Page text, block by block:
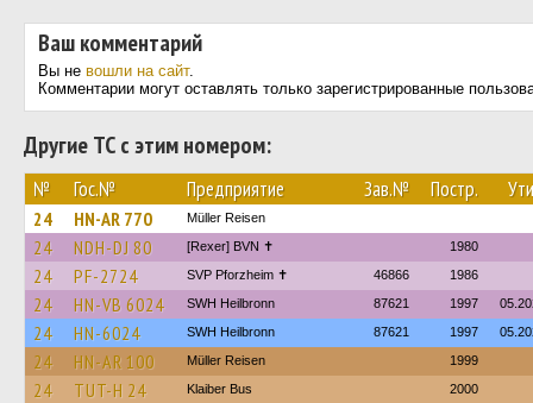
Ваш комментарий
Вы не вошли на сайт.
Комментарии могут оставлять только зарегистрированные
Другие ТС с этим номером:
№ Гос.№ Предприятие Зав.№ Постр.
24 HN-AR 770 Müller Reisen
24 NDH-DJ 80 [Rexer] BVN ✝︎ 1980
24 PF-2724 SVP Pforzheim ✝ 46866 1986
24 HN-VB 6024 SWH Heilbronn 87621 1997
24 HN-6024 SWH Heilbronn 87621 1997
24 HN-AR 100 Müller Reisen 1999
24 TUT-H 24 Klaiber Bus 2000